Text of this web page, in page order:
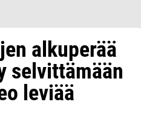
alkuperää
selvittämään
leviää